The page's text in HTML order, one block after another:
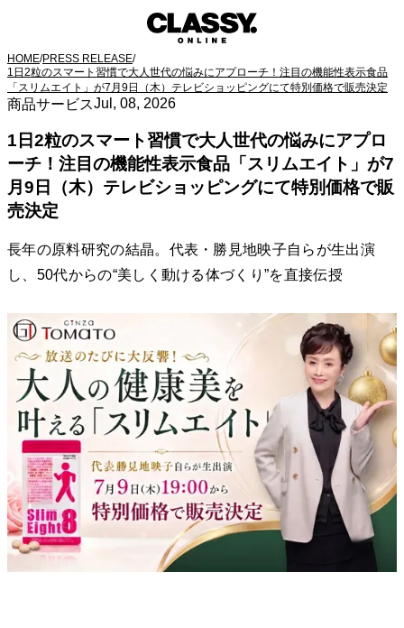
HOME/PRESS RELEASE/
1日2粒のスマート習慣で大人世代の悩みにアプローチ！注目の機能性表示食品
「スリムエイト」が7月9日（木）テレビショッピングにて特別価格で販売決定
商品サービスJul, 08, 2026
1日2粒のスマート習慣で大人世代の悩みにアプロ
ーチ！注目の機能性表示食品「スリムエイト」が7
月9日（木）テレビショッピングにて特別価格で販
売決定
長年の原料研究の結晶。代表・勝見地映子自らが生出演
し、50代からの“美しく動ける体づくり”を直接伝授